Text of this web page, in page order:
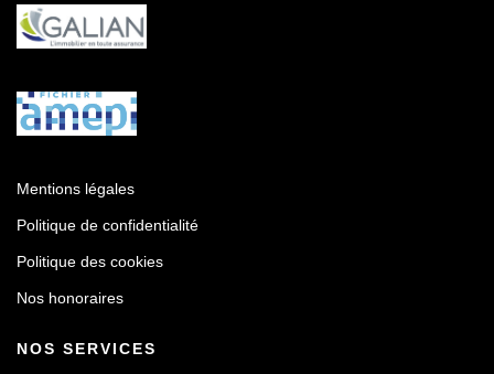
Mentions légales
Politique de confidentialité
Politique des cookies
Nos honoraires
NOS SERVICES